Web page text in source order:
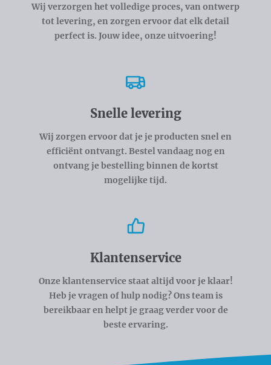
Wij verzorgen het volledige proces, van ontwerp
tot levering, en zorgen ervoor dat elk detail
perfect is. Jouw idee, onze uitvoering!
Snelle levering
Wij zorgen ervoor dat je je producten snel en
efficiënt ontvangt. Bestel vandaag nog en
ontvang je bestelling binnen de kortst
mogelijke tijd.
Klantenservice
Onze klantenservice staat altijd voor je klaar!
Heb je vragen of hulp nodig? Ons team is
bereikbaar en helpt je graag verder voor de
beste ervaring.